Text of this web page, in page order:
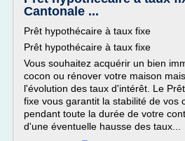
Cantonale ...
Prêt hypothécaire à taux fixe
Prêt hypothécaire à taux fixe
Vous souhaitez acquérir un bien
cocon ou rénover votre maison
l'évolution des taux d'intérêt. Le
fixe vous garantit la stabilité de vos
pendant toute la durée de votre
d'une éventuelle hausse des taux...